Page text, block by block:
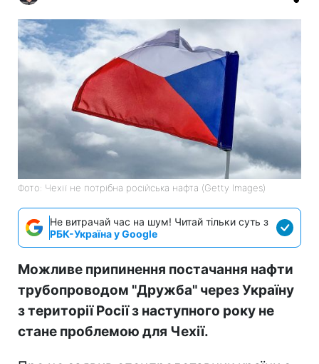
Фото: Чехії не потрібна російська нафта (Getty Images)
Не витрачай час на шум! Читай тільки суть з
РБК-Україна у Google
Можливе припинення постачання нафти
трубопроводом "Дружба" через Україну
з території Росії з наступного року не
стане проблемою для Чехії.